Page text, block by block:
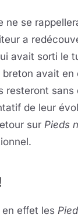
ne se
a
avait sorti le
breton avait
resteront
de leur
sur Pieds
effet les